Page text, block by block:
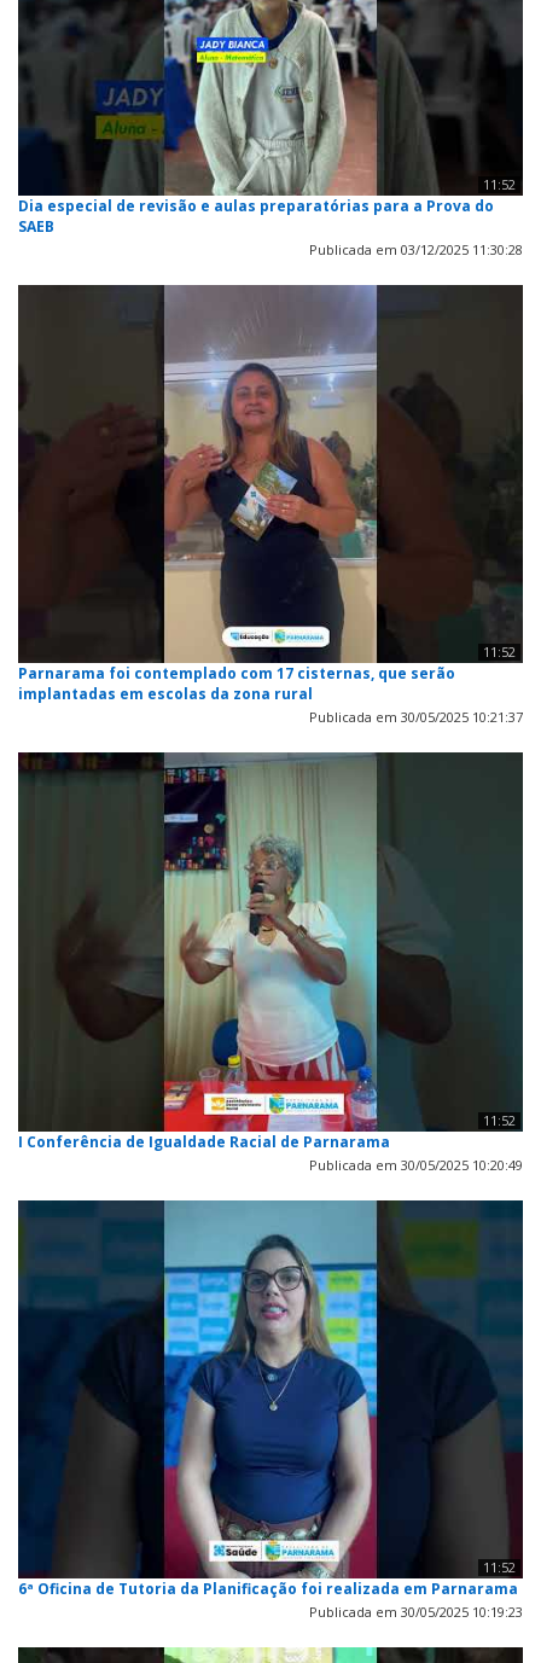
11:52
Dia especial de revisão e aulas preparatórias para a Prova do
SAEB
Publicada em 03/12/2025 11:30:28
11:52
Parnarama foi contemplado com 17 cisternas, que serão
implantadas em escolas da zona rural
Publicada em 30/05/2025 10:21:37
11:52
I Conferência de Igualdade Racial de Parnarama
Publicada em 30/05/2025 10:20:49
11:52
6ª Oficina de Tutoria da Planificação foi realizada em Parnarama
Publicada em 30/05/2025 10:19:23